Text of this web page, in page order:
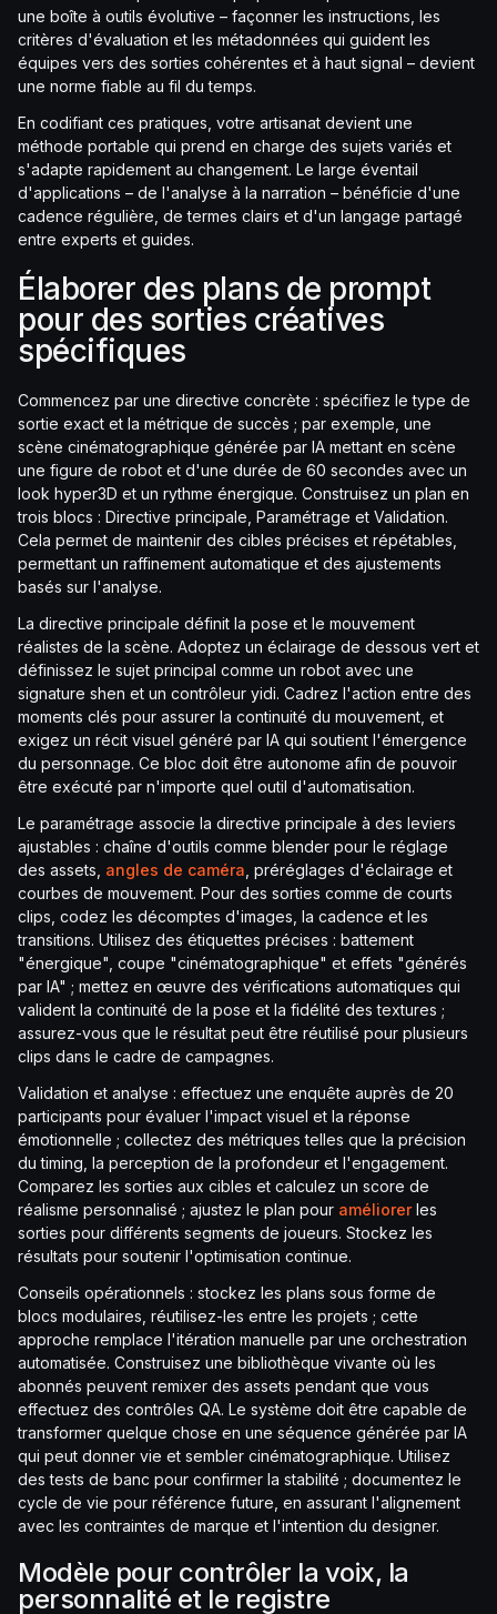
une boîte à outils évolutive – façonner les instructions, les
critères d'évaluation et les métadonnées qui guident les
équipes vers des sorties cohérentes et à haut signal – devient
une norme fiable au fil du temps.
En codifiant ces pratiques, votre artisanat devient une
méthode portable qui prend en charge des sujets variés et
s'adapte rapidement au changement. Le large éventail
d'applications – de l'analyse à la narration – bénéficie d'une
cadence régulière, de termes clairs et d'un langage partagé
entre experts et guides.
Élaborer des plans de prompt
pour des sorties créatives
spécifiques
Commencez par une directive concrète : spécifiez le type de
sortie exact et la métrique de succès ; par exemple, une
scène cinématographique générée par IA mettant en scène
une figure de robot et d'une durée de 60 secondes avec un
look hyper3D et un rythme énergique. Construisez un plan en
trois blocs : Directive principale, Paramétrage et Validation.
Cela permet de maintenir des cibles précises et répétables,
permettant un raffinement automatique et des ajustements
basés sur l'analyse.
La directive principale définit la pose et le mouvement
réalistes de la scène. Adoptez un éclairage de dessous vert et
définissez le sujet principal comme un robot avec une
signature shen et un contrôleur yidi. Cadrez l'action entre des
moments clés pour assurer la continuité du mouvement, et
exigez un récit visuel généré par IA qui soutient l'émergence
du personnage. Ce bloc doit être autonome afin de pouvoir
être exécuté par n'importe quel outil d'automatisation.
Le paramétrage associe la directive principale à des leviers
ajustables : chaîne d'outils comme blender pour le réglage
des assets, angles de caméra , préréglages d'éclairage et
courbes de mouvement. Pour des sorties comme de courts
clips, codez les décomptes d'images, la cadence et les
transitions. Utilisez des étiquettes précises : battement
"énergique", coupe "cinématographique" et effets "générés
par IA" ; mettez en œuvre des vérifications automatiques qui
valident la continuité de la pose et la fidélité des textures ;
assurez-vous que le résultat peut être réutilisé pour plusieurs
clips dans le cadre de campagnes.
Validation et analyse : effectuez une enquête auprès de 20
participants pour évaluer l'impact visuel et la réponse
émotionnelle ; collectez des métriques telles que la précision
du timing, la perception de la profondeur et l'engagement.
Comparez les sorties aux cibles et calculez un score de
réalisme personnalisé ; ajustez le plan pour améliorerles
sorties pour différents segments de joueurs. Stockez les
résultats pour soutenir l'optimisation continue.
Conseils opérationnels : stockez les plans sous forme de
blocs modulaires, réutilisez-les entre les projets ; cette
approche remplace l'itération manuelle par une orchestration
automatisée. Construisez une bibliothèque vivante où les
abonnés peuvent remixer des assets pendant que vous
effectuez des contrôles QA. Le système doit être capable de
transformer quelque chose en une séquence générée par IA
qui peut donner vie et sembler cinématographique. Utilisez
des tests de banc pour confirmer la stabilité ; documentez le
cycle de vie pour référence future, en assurant l'alignement
avec les contraintes de marque et l'intention du designer.
Modèle pour contrôler la voix, la
personnalité et le registre